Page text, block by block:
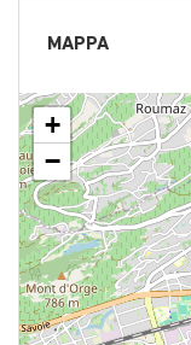
MAPPA
+
−